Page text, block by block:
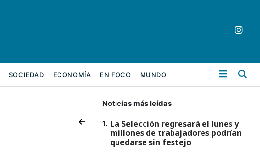
SOCIEDAD ECONOMÍA EN FOCO MUNDO
Noticias más leídas
1. La Selección regresará el lunes y
millones de trabajadores podrían
quedarse sin festejo